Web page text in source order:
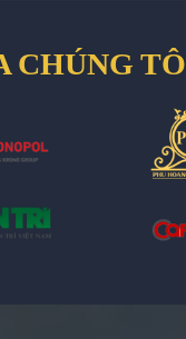
CHÚNG